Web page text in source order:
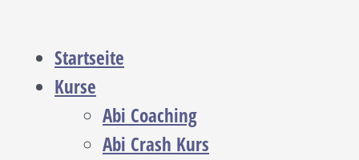
Startseite
Kurse
Abi Coaching
Abi Crash Kurs